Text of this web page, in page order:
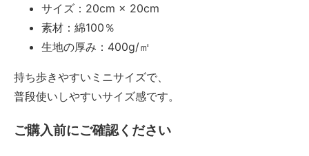
サイズ：20cm × 20cm
素材：綿100％
生地の厚み：400g/㎡
持ち歩きやすいミニサイズで、
普段使いしやすいサイズ感です。
ご購入前にご確認ください